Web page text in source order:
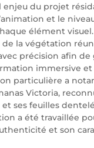
enjeu du projet
et le
élément visuel.
de la végétation
précision afin de
immersive
particulière a
Victoria,
ses feuilles
a été travaillée
et son